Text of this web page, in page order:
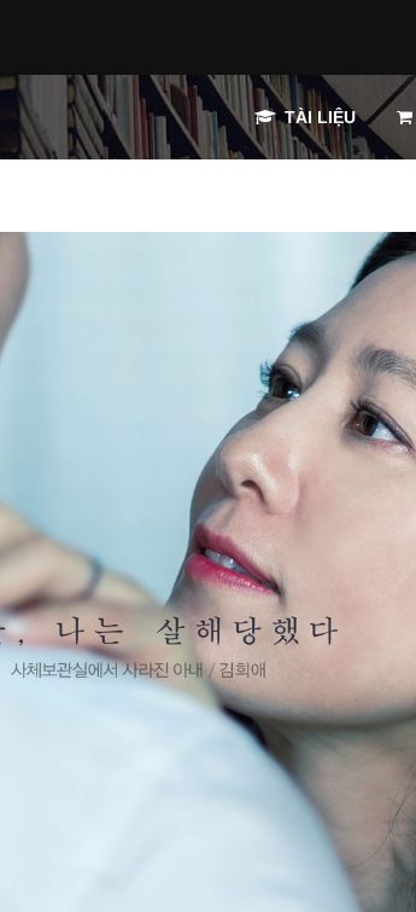
TÀI LIỆU